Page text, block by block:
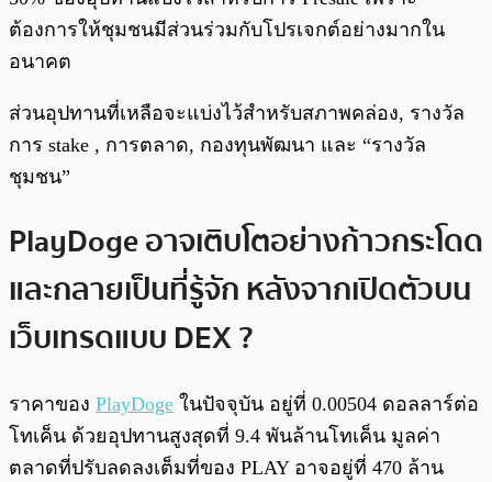
ต้องการให้ชุมชนมีส่วนร่วมกับโปรเจกต์อย่างมากใน
อนาคต
ส่วนอุปทานที่เหลือจะแบ่งไว้สำหรับสภาพคล่อง, รางวัล
การ stake , การตลาด, กองทุนพัฒนา และ “รางวัล
ชุมชน”
PlayDoge อาจเติบโตอย่างก้าวกระโดด
และกลายเป็นที่รู้จัก หลังจากเปิดตัวบน
เว็บเทรดแบบ DEX ?
ราคาของ PlayDoge ในปัจจุบัน อยู่ที่ 0.00504 ดอลลาร์ต่อ
โทเค็น ด้วยอุปทานสูงสุดที่ 9.4 พันล้านโทเค็น มูลค่า
ตลาดที่ปรับลดลงเต็มที่ของ PLAY อาจอยู่ที่ 470 ล้าน